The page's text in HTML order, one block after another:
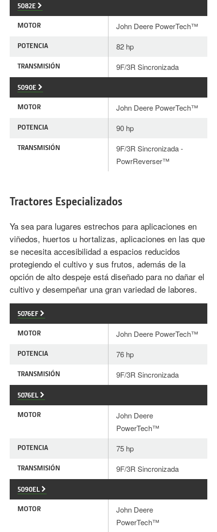
5082E
MOTOR John Deere PowerTech™
POTENCIA 82 hp
TRANSMISIÓN 9F/3R Sincronizada
5090E
MOTOR John Deere PowerTech™
POTENCIA 90 hp
TRANSMISIÓN
9F/3R Sincronizada -
PowrReverser™
Tractores Especializados
Ya sea para lugares estrechos para aplicaciones en
viñedos, huertos u hortalizas, aplicaciones en las que
se necesita accesibilidad a espacios reducidos
protegiendo el cultivo y sus frutos, además de la
opción de alto despeje está diseñado para no dañar el
cultivo y desempeñar una gran variedad de labores.
5076EF
MOTOR John Deere PowerTech™
POTENCIA 76 hp
TRANSMISIÓN 9F/3R Sincronizada
5076EL
MOTOR
John Deere
PowerTech™
POTENCIA 75 hp
TRANSMISIÓN 9F/3R Sincronizada
5090EL
MOTOR
John Deere
PowerTech™